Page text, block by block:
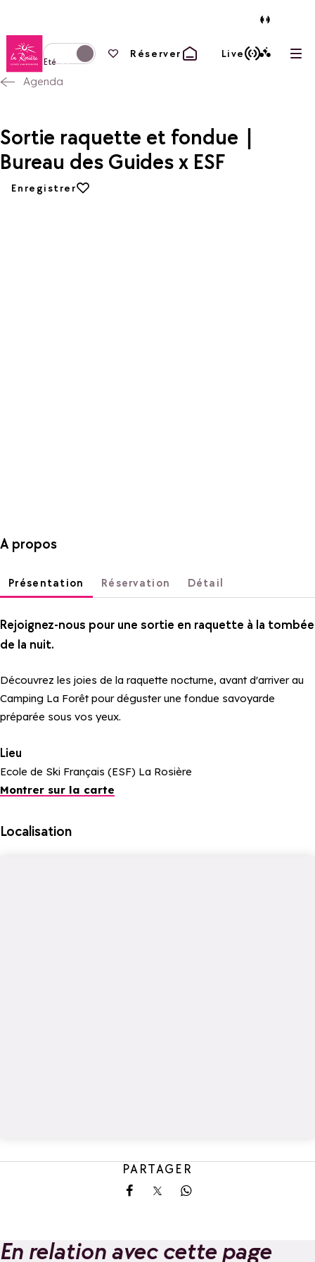
Retour à la page d'accueil
Basculer l'affichage en mode hiver
Eté
Vos favoris
Réserver Live
Agenda
Sortie raquette et fondue |
Bureau des Guides x ESF
Enregistrer
aux favoris
A propos
Présentation Réservation Détail
Rejoignez-nous pour une sortie en raquette à la tombée
de la nuit.
Découvrez les joies d e la raquette nocturne, avant d'arriver au
Camping La Forêt pour déguster une fondue savoyarde
préparée sous vos yeux.
Lieu
Ecole de Ski Français (ESF) La Rosière
Montrer sur la carte
Localisation
PARTAGER
Partager sur Facebook
Partager sur X
Partager sur
En relation avec cette page